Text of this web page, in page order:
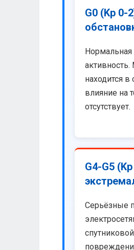
G0 (Kp 0-
Нормальная
находится в
влияние на
отсутствует.
G4-G5
Серьёзные